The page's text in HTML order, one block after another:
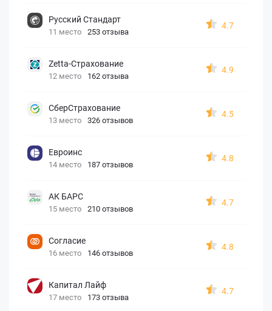
Русский Стандарт
11 место 253 отзыва
4.7
Zetta-Страхование
12 место 162 отзыва
4.9
СберСтрахование
13 место 326 отзывов
4.5
Евроинс
14 место 187 отзывов
4.8
АК БАРС
15 место 210 отзывов
4.7
Согласие
16 место 146 отзывов
4.8
Капитал Лайф
17 место 173 отзыва
4.7